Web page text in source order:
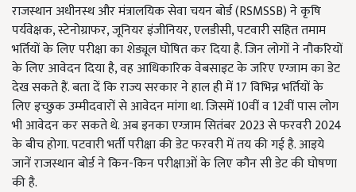
राजस्थान अधीनस्थ और मंत्रालयिक सेवा चयन बोर्ड (RSMSSB) ने कृषि
पर्यवेक्षक, स्टेनोग्राफर, जूनियर इंजीनियर, एलडीसी, पटवारी सहित तमाम
भर्तियों के लिए परीक्षा का शेड्यूल घोषित कर दिया है. जिन लोगों ने नौकरियों
के लिए आवेदन दिया है, वह आधिकारिक वेबसाइट के जरिए एग्जाम का डेट
देख सकते हैं. बता दें कि राज्य सरकार ने हाल ही में 17 विभिन्न भर्तियों के
लिए इच्छुक उम्मीदवारों से आवेदन मांगा था. जिसमें 10वीं व 12वीं पास लोग
भी आवेदन कर सकते थे. अब इनका एग्जाम सितंबर 2023 से फरवरी 2024
के बीच होगा. पटवारी भर्ती परीक्षा की डेट फरवरी में तय की गई है. आइये
जानें राजस्थान बोर्ड ने किन-किन परीक्षाओं के लिए कौन सी डेट की घोषणा
की है.